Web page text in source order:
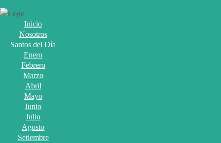
Inicio
Nosotros
Santos del Día
Enero
Febrero
Marzo
Abril
Mayo
Junio
Julio
Agosto
Setiembre